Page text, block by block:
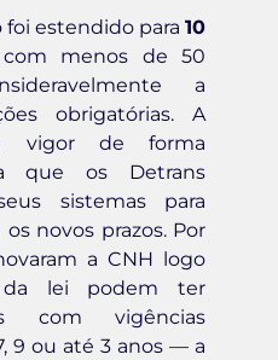
foi estendido para 10
menos de 50
a
obrigatórias. A
vigor de forma
que os Detrans
sistemas para
novos prazos. Por
a CNH logo
da lei podem ter
com vigências
9 ou até 3 anos — a